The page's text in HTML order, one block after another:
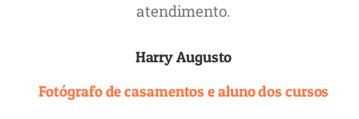
atendimento.
Harry Augusto
Fotógrafo de casamentos e aluno dos cursos